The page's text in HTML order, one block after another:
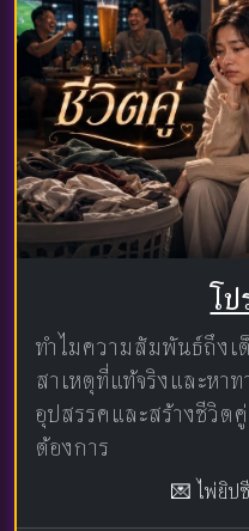
โ
ทำไมความสัมพันธ์ถึง
สาเหตุที่แท้จริงและหา
อุปสรรคและสร้างชีวิต
ต้องการ
💌 ไพ่ยิป